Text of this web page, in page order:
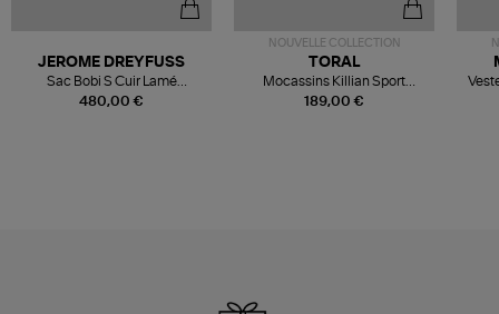
480,00 €
JEROME DREYFUSS
Sac Bobi S Cuir Lamé
Champagne
NOUVELLE COLLECTION
189,00 €
TORAL
Mocassins Killian Sport
Mousse